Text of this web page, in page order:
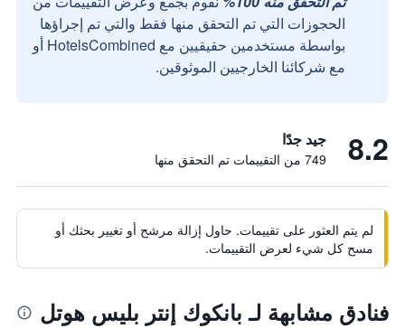
الحجوزات التي تم التحقق منها فقط والتي تم إجراؤها
بواسطة مستخدمين حقيقيين مع HotelsCombined أو
مع شركائنا الخارجيين الموثوقين.
8.2 جيد جدًا
749 من التقييمات تم التحقق منها
لم يتم العثور على تقييمات. حاول إزالة مرشح أو تغيير بحثك أو
مسح كل شيء لعرض التقييمات.
فنادق مشابهة لـ بانكوك إنتر بليس هوتل